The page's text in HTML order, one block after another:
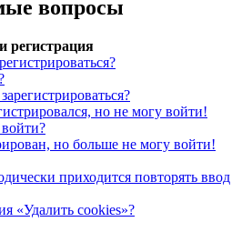
вопросы
регистрация
но не могу войти!
но больше не могу войти!
приходится повторять ввод
«Удалить cookies»?